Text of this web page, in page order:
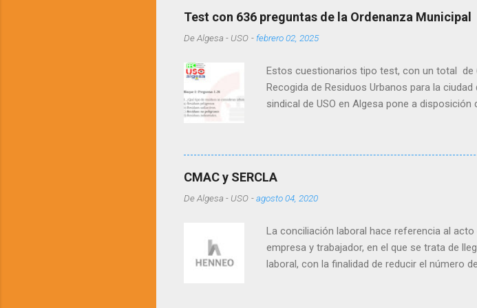
Test con 636 preguntas de la Ordenanza Municipal
DeAlgesa - USO - febrero 02, 2025
Estos cuestionarios tipo test, con un total de
Recogida de Residuos Urbanos para la
sindical de USO en Algesa pone a
con el temario y así también afianzar los
acceso una vez que pinchéis en el enlace.
preguntas estructuradas por títulos
CMAC y SERCLA
DeAlgesa - USO -agosto 04, 2020
La conciliación laboral hace referencia al
empresa y trabajador, en el que se trata de
laboral, con la finalidad de reducir el número
proceda a interponer su demanda. La